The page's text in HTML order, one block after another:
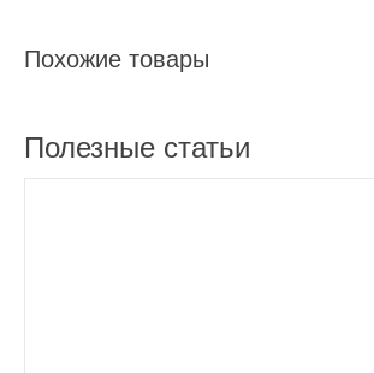
Похожие товары
Полезные статьи